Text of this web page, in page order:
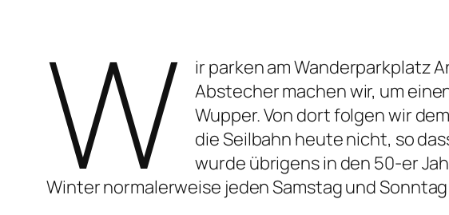
W
ir parken am Wanderparkplatz
Abstecher machen wir, um
Wupper. Von dort folgen wir
die Seilbahn heute nicht, so
wurde übrigens in den 50-er
Winter normalerweise jeden Samstag und Sonntag